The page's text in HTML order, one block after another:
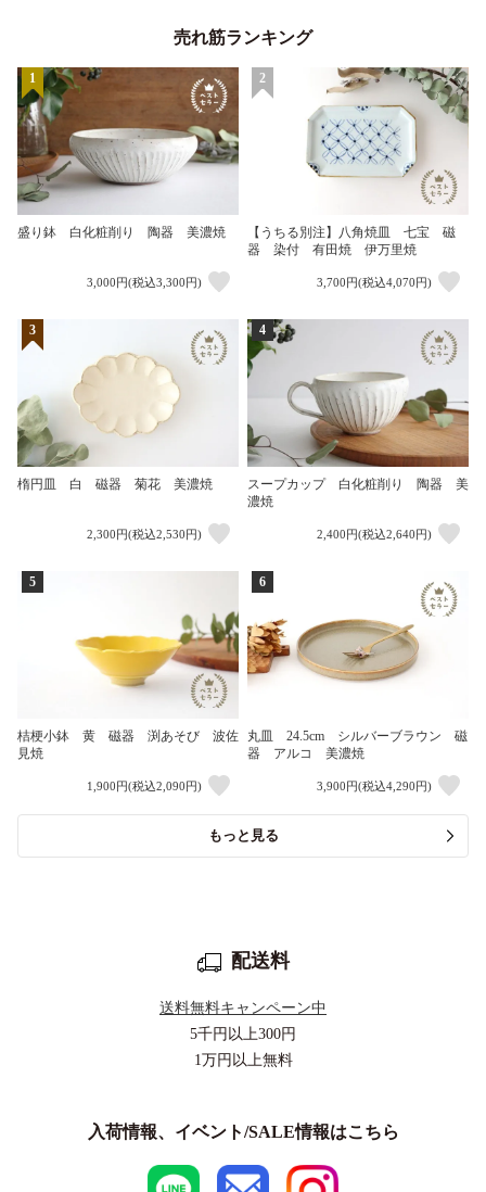
売れ筋ランキング
1
盛り鉢 白化粧削り 陶器 美濃焼
3,000円(税込3,300円)
2
【うちる別注】八角焼皿 七宝 磁
器 染付 有田焼 伊万里焼
3,700円(税込4,070円)
3
楕円皿 白 磁器 菊花 美濃焼
2,300円(税込2,530円)
4
スープカップ 白化粧削り 陶器 美
濃焼
2,400円(税込2,640円)
5
桔梗小鉢 黄 磁器 渕あそび 波佐
見焼
1,900円(税込2,090円)
6
丸皿 24.5cm シルバーブラウン 磁
器 アルコ 美濃焼
3,900円(税込4,290円)
もっと見る
配送料
送料無料キャンペーン中
5千円以上300円
1万円以上無料
入荷情報、イベント/SALE情報はこちら